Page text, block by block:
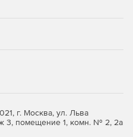
актов.
среды и
г. Москва, ул. Льва
3, помещение 1, комн. № 2, 2а